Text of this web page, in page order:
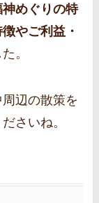
めぐりの特
やご利益・
。
辺の散策を
さいね。